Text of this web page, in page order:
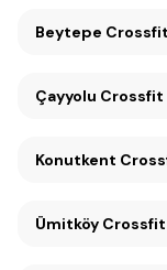
Beytepe Crossfit
Çayyolu
Ümitköy